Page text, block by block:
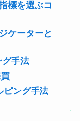
標を選ぶコ
ケーターと
グ手法
ピング手法